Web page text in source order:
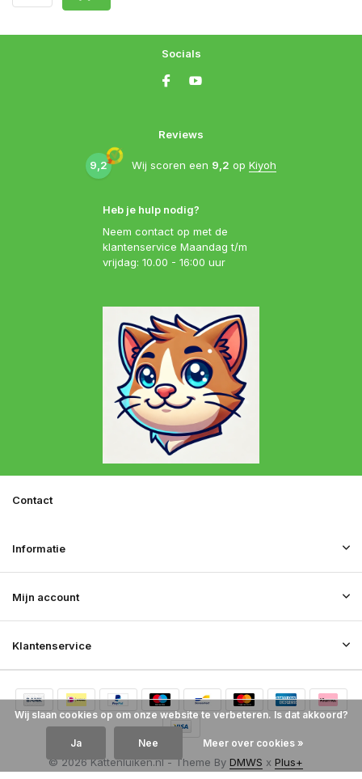
Heb je hulp nodig?
Neem contact op met de
klantenservice Maandag t/m
vrijdag: 10.00 - 16:00 uur
Reviews
9,2 Wij scoren een 9,2 op Kiyoh
Socials
Klantenservice
Mijn account
Informatie
Contact
© 2026 Kattenluiken.nl - Theme By DMWS x Plus+
Wij slaan cookies op om onze website te verbeteren. Is dat akkoord?
Ja Nee Meer over cookies »